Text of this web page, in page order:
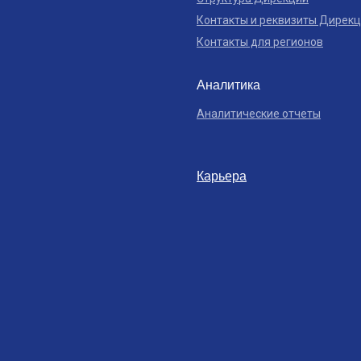
Аналитика
Карьера
Аналитические отчеты
Контакты и реквизиты
Контакты для регионов